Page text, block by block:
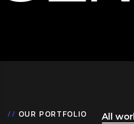
// OUR PORTFOLIO All